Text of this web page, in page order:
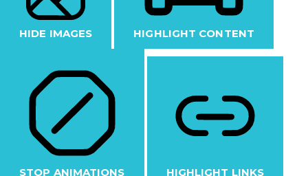
HIDE IMAGES HIGHLIGHT CONTENT
STOP ANIMATIONS HIGHLIGHT LINKS